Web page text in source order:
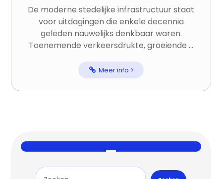
De moderne stedelijke infrastructuur staat
voor uitdagingen die enkele decennia
geleden nauwelijks denkbaar waren.
Toenemende verkeersdrukte, groeiende ...
Meer info >